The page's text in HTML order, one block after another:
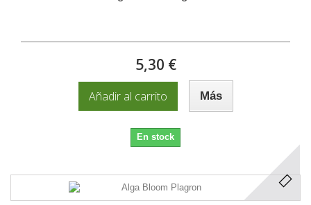
5,30 €
Añadir al carrito Más
En stock